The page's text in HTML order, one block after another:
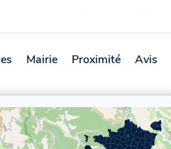
Mairie Proximité Avis